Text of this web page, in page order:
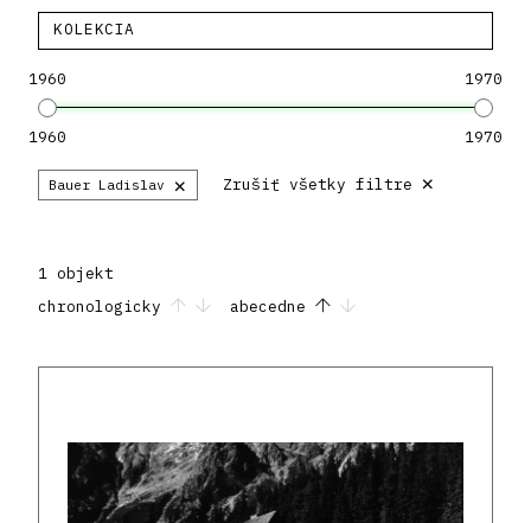
KOLEKCIA
1960 1970
1960 1970
Bauer Ladislav × Zrušiť všetky filtre ×
1 objekt
chronologicky
abecedne